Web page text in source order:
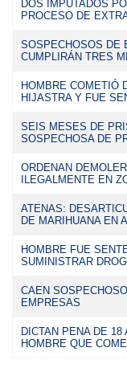
DOS IMPUTADOS
PROCESO DE
SOSPECHOSOS DE
CUMPLIRÁN TRES
HOMBRE COMETIÓ
HIJASTRA Y FUE
SEIS MESES DE
SOSPECHOSA DE
ORDENAN
ILEGALMENTE EN
ATENAS:
DE MARIHUANA EN
HOMBRE FUE
SUMINISTRAR
CAEN
EMPRESAS
DICTAN PENA DE
HOMBRE QUE